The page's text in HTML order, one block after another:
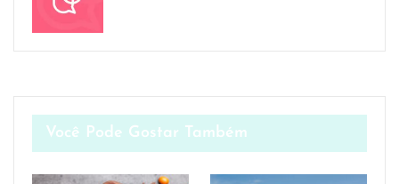
Você Pode Gostar Também